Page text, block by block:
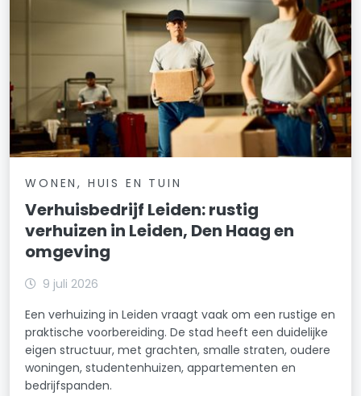
WONEN, HUIS EN TUIN
Verhuisbedrijf Leiden: rustig
verhuizen in Leiden, Den Haag en
omgeving
9 juli 2026
Een verhuizing in Leiden vraagt vaak om een rustige en
praktische voorbereiding. De stad heeft een duidelijke
eigen structuur, met grachten, smalle straten, oudere
woningen, studentenhuizen, appartementen en
bedrijfspanden.